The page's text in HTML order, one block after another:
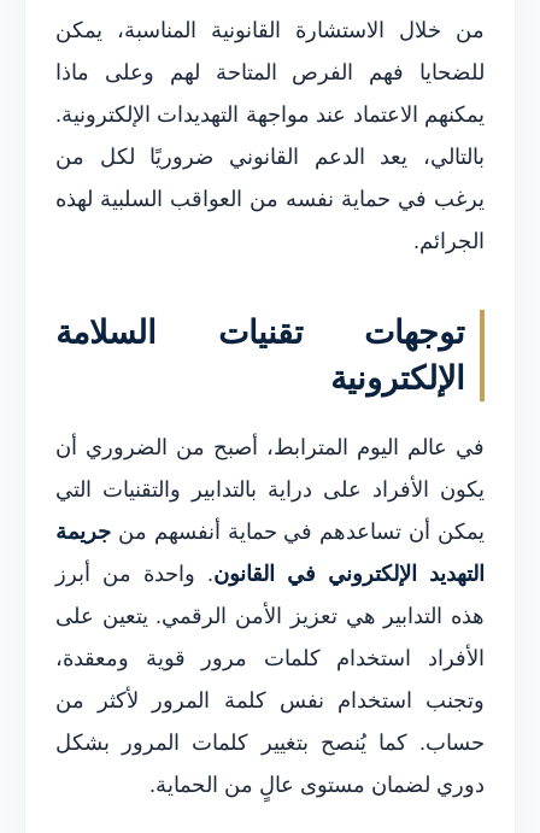
من خلال الاستشارة القانونية المناسبة، يمكن
للضحايا فهم الفرص المتاحة لهم وعلى ماذا
يمكنهم الاعتماد عند مواجهة التهديدات الإلكترونية.
بالتالي، يعد الدعم القانوني ضروريًا لكل من
يرغب في حماية نفسه من العواقب السلبية لهذه
الجرائم.
توجهات تقنيات السلامة
الإلكترونية
في عالم اليوم المترابط، أصبح من الضروري أن
يكون الأفراد على دراية بالتدابير والتقنيات التي
يمكن أن تساعدهم في حماية أنفسهم من جريمة
التهديد الإلكتروني في القانون. واحدة من أبرز
هذه التدابير هي تعزيز الأمن الرقمي. يتعين على
الأفراد استخدام كلمات مرور قوية ومعقدة،
وتجنب استخدام نفس كلمة المرور لأكثر من
حساب. كما يُنصح بتغيير كلمات المرور بشكل
دوري لضمان مستوى عالٍ من الحماية.